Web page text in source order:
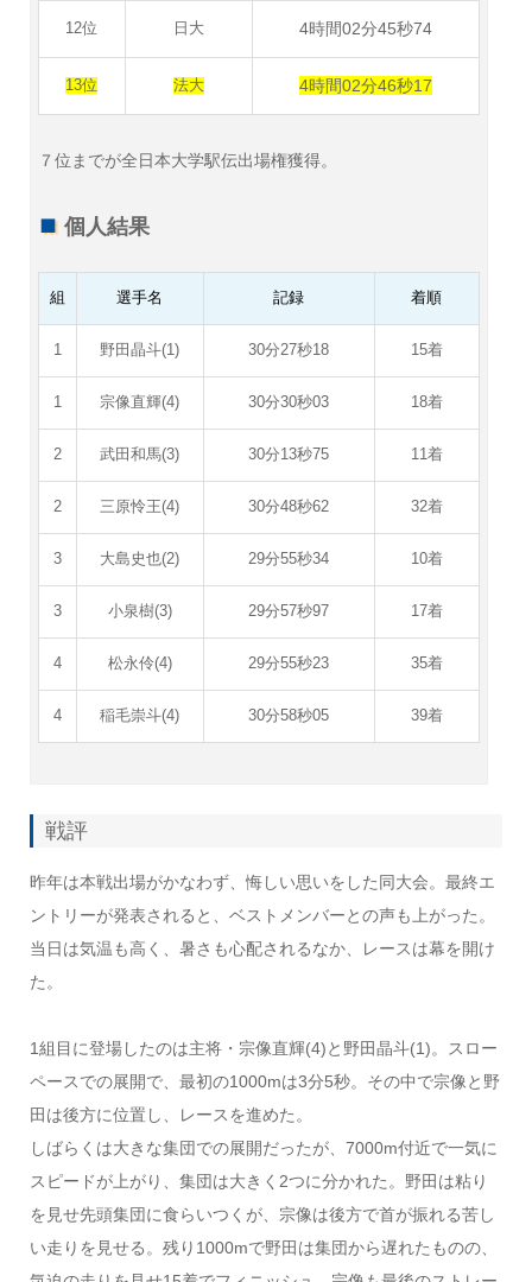
12位 日大 4時間02分45秒74
13位 法大 4時間02分46秒17
７位までが全日本大学駅伝出場権獲得。
個人結果
組 選手名 記録 着順
1 野田晶斗(1) 30分27秒18 15着
1 宗像直輝(4) 30分30秒03 18着
2 武田和馬(3) 30分13秒75 11着
2 三原怜王(4) 30分48秒62 32着
3 大島史也(2) 29分55秒34 10着
3 小泉樹(3) 29分57秒97 17着
4 松永伶(4) 29分55秒23 35着
4 稲毛崇斗(4) 30分58秒05 39着
戦評
昨年は本戦出場がかなわず、悔しい思いをした同大会。最終エ
ントリーが発表されると、ベストメンバーとの声も上がった。
当日は気温も高く、暑さも心配されるなか、レースは幕を開け
た。
1組目に登場したのは主将・宗像直輝(4)と野田晶斗(1)。スロー
ペースでの展開で、最初の1000mは3分5秒。その中で宗像と野
田は後方に位置し、レースを進めた。
しばらくは大きな集団での展開だったが、7000m付近で一気に
スピードが上がり、集団は大きく2つに分かれた。野田は粘り
を見せ先頭集団に食らいつくが、宗像は後方で首が振れる苦し
い走りを見せる。残り1000mで野田は集団から遅れたものの、